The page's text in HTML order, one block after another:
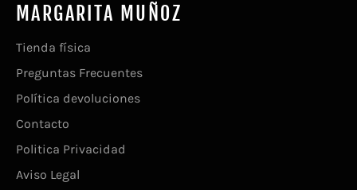
MARGARITA MUÑOZ
Tienda física
Preguntas Frecuentes
Política devoluciones
Contacto
Politica Privacidad
Aviso Legal